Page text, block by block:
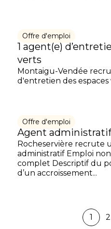
Offre d'emploi
1 agent(e)
verts
Montaigu-Vendée
d'entretien des
Offre d'emploi
Agent administratif
Rocheservière recrute
administratif Emploi
complet Descriptif du
d’un accroissement...
1 2